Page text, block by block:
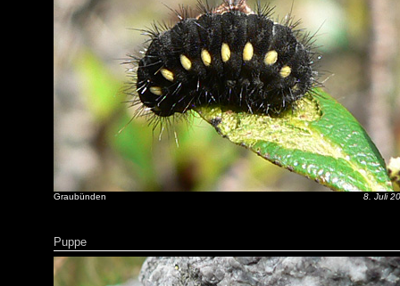
Graubünden 8. Juli
Puppe